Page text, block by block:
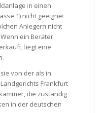
in einen
1) nicht geeignet
Anlegern nicht
ein Berater
liegt eine
von der als in
Frankfurt
die zuständig
in der deutschen